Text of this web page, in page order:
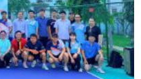
Giải Pickleball chào mừng
tế Phụ nữ